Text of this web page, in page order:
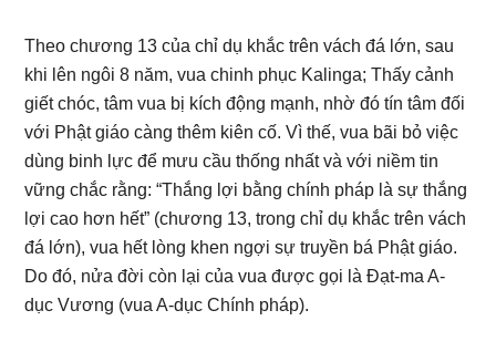
Theo chương 13 của chỉ dụ khắc trên vách đá lớn, sau
khi lên ngôi 8 năm, vua chinh phục Kalinga; Thấy cảnh
giết chóc, tâm vua bị kích động mạnh, nhờ đó tín tâm đối
với Phật giáo càng thêm kiên cố. Vì thế, vua bãi bỏ việc
dùng binh lực để mưu cầu thống nhất và với niềm tin
vững chắc rằng: “Thắng lợi bằng chính pháp là sự thắng
lợi cao hơn hết” (chương 13, trong chỉ dụ khắc trên vách
đá lớn), vua hết lòng khen ngợi sự truyền bá Phật giáo.
Do đó, nửa đời còn lại của vua được gọi là Đạt-ma A-
dục Vương (vua A-dục Chính pháp).